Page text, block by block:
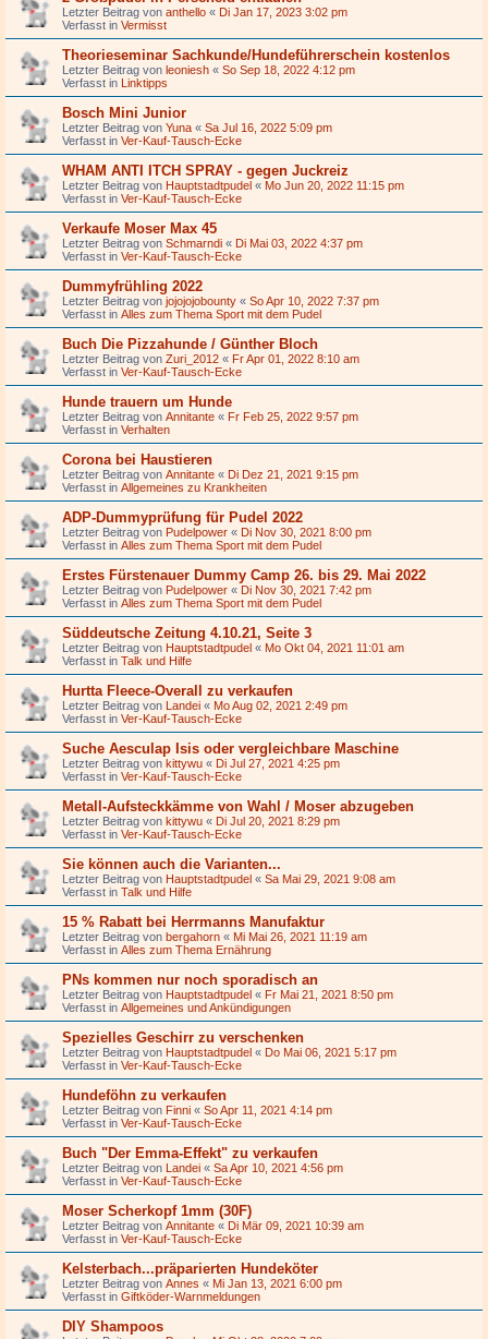
Letzter Beitrag von anthello « Di Jan 17, 2023 3:02 pm
Verfasst in Vermisst
Theorieseminar Sachkunde/Hundeführerschein kostenlos
Letzter Beitrag von leoniesh « So Sep 18, 2022 4:12 pm
Verfasst in Linktipps
Bosch Mini Junior
Letzter Beitrag von Yuna « Sa Jul 16, 2022 5:09 pm
Verfasst in Ver-Kauf-Tausch-Ecke
WHAM ANTI ITCH SPRAY - gegen Juckreiz
Letzter Beitrag von Hauptstadtpudel « Mo Jun 20, 2022 11:15 pm
Verfasst in Ver-Kauf-Tausch-Ecke
Verkaufe Moser Max 45
Letzter Beitrag von Schmarndi « Di Mai 03, 2022 4:37 pm
Verfasst in Ver-Kauf-Tausch-Ecke
Dummyfrühling 2022
Letzter Beitrag von jojojojobounty « So Apr 10, 2022 7:37 pm
Verfasst in Alles zum Thema Sport mit dem Pudel
Buch Die Pizzahunde / Günther Bloch
Letzter Beitrag von Zuri_2012 « Fr Apr 01, 2022 8:10 am
Verfasst in Ver-Kauf-Tausch-Ecke
Hunde trauern um Hunde
Letzter Beitrag von Annitante « Fr Feb 25, 2022 9:57 pm
Verfasst in Verhalten
Corona bei Haustieren
Letzter Beitrag von Annitante « Di Dez 21, 2021 9:15 pm
Verfasst in Allgemeines zu Krankheiten
ADP-Dummyprüfung für Pudel 2022
Letzter Beitrag von Pudelpower « Di Nov 30, 2021 8:00 pm
Verfasst in Alles zum Thema Sport mit dem Pudel
Erstes Fürstenauer Dummy Camp 26. bis 29. Mai 2022
Letzter Beitrag von Pudelpower « Di Nov 30, 2021 7:42 pm
Verfasst in Alles zum Thema Sport mit dem Pudel
Süddeutsche Zeitung 4.10.21, Seite 3
Letzter Beitrag von Hauptstadtpudel « Mo Okt 04, 2021 11:01 am
Verfasst in Talk und Hilfe
Hurtta Fleece-Overall zu verkaufen
Letzter Beitrag von Landei « Mo Aug 02, 2021 2:49 pm
Verfasst in Ver-Kauf-Tausch-Ecke
Suche Aesculap Isis oder vergleichbare Maschine
Letzter Beitrag von kittywu « Di Jul 27, 2021 4:25 pm
Verfasst in Ver-Kauf-Tausch-Ecke
Metall-Aufsteckkämme von Wahl / Moser abzugeben
Letzter Beitrag von kittywu « Di Jul 20, 2021 8:29 pm
Verfasst in Ver-Kauf-Tausch-Ecke
Sie können auch die Varianten...
Letzter Beitrag von Hauptstadtpudel « Sa Mai 29, 2021 9:08 am
Verfasst in Talk und Hilfe
15 % Rabatt bei Herrmanns Manufaktur
Letzter Beitrag von bergahorn « Mi Mai 26, 2021 11:19 am
Verfasst in Alles zum Thema Ernährung
PNs kommen nur noch sporadisch an
Letzter Beitrag von Hauptstadtpudel « Fr Mai 21, 2021 8:50 pm
Verfasst in Allgemeines und Ankündigungen
Spezielles Geschirr zu verschenken
Letzter Beitrag von Hauptstadtpudel « Do Mai 06, 2021 5:17 pm
Verfasst in Ver-Kauf-Tausch-Ecke
Hundeföhn zu verkaufen
Letzter Beitrag von Finni « So Apr 11, 2021 4:14 pm
Verfasst in Ver-Kauf-Tausch-Ecke
Buch "Der Emma-Effekt" zu verkaufen
Letzter Beitrag von Landei « Sa Apr 10, 2021 4:56 pm
Verfasst in Ver-Kauf-Tausch-Ecke
Moser Scherkopf 1mm (30F)
Letzter Beitrag von Annitante « Di Mär 09, 2021 10:39 am
Verfasst in Ver-Kauf-Tausch-Ecke
Kelsterbach...präparierten Hundeköter
Letzter Beitrag von Annes « Mi Jan 13, 2021 6:00 pm
Verfasst in Giftköder-Warnmeldungen
DIY Shampoos